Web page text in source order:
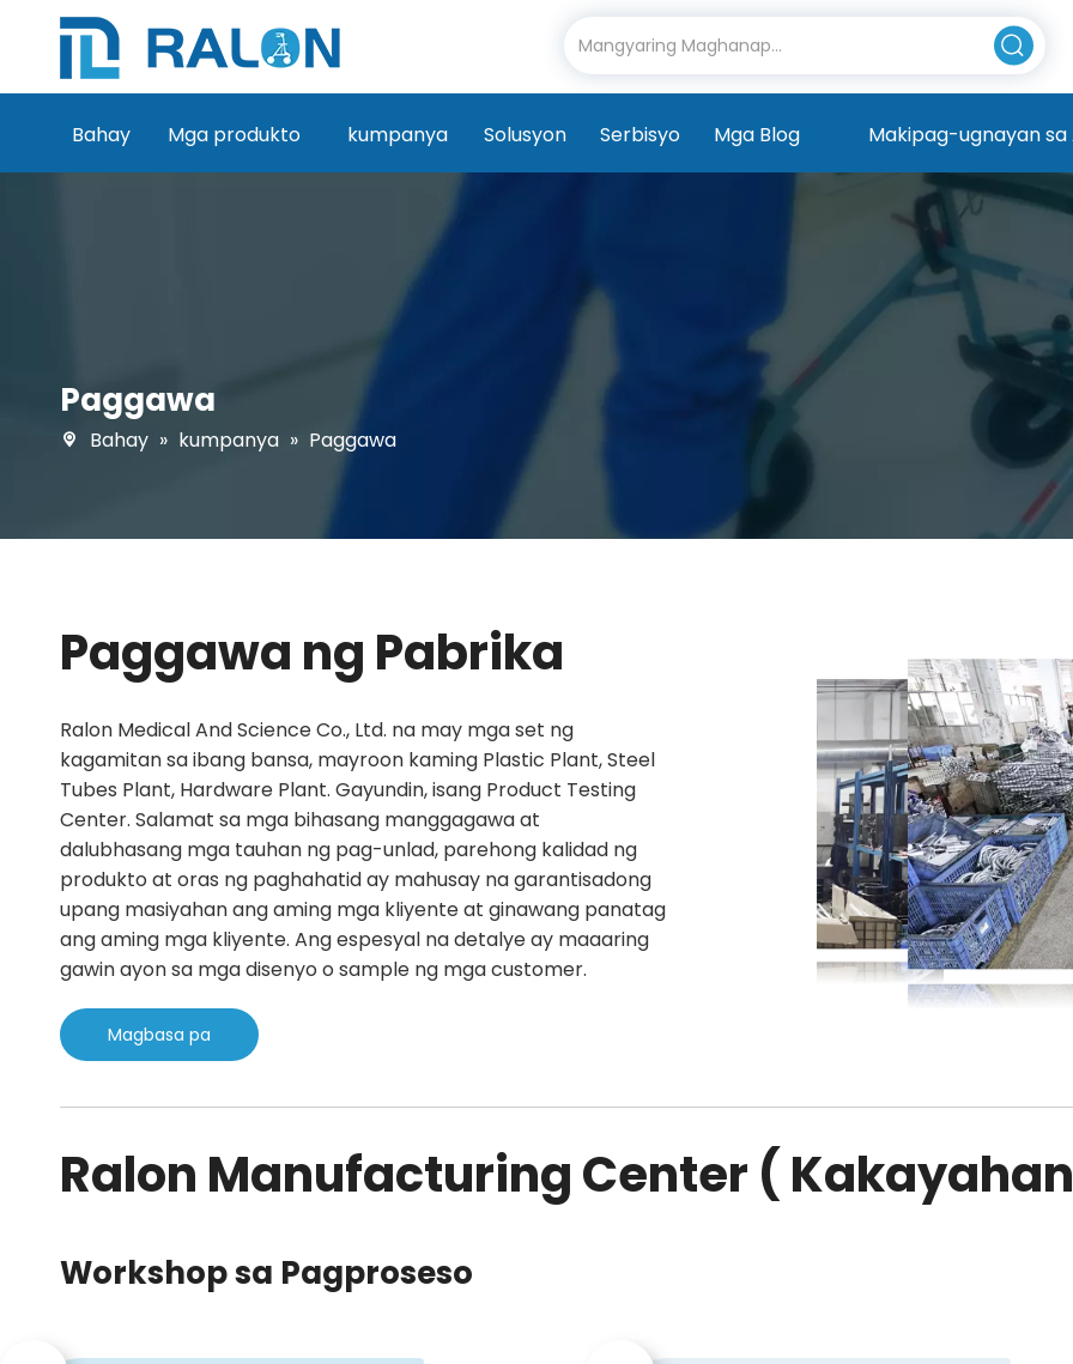
Bahay Mga produkto kumpanya Solusyon Serbisyo Mga Blog Makipag-ugnayan sa
Paggawa
Bahay » kumpanya » Paggawa
Paggawa ng Pabrika
Ralon Medical And Science Co., Ltd. na may mga set ng
kagamitan sa ibang bansa, mayroon kaming Plastic Plant, Steel
Tubes Plant, Hardware Plant. Gayundin, isang Product Testing
Center. Salamat sa mga bihasang manggagawa at
dalubhasang mga tauhan ng pag-unlad, parehong kalidad ng
produkto at oras ng paghahatid ay mahusay na garantisadong
upang masiyahan ang aming mga kliyente at ginawang panatag
ang aming mga kliyente. Ang espesyal na detalye ay maaaring
gawin ayon sa mga disenyo o sample ng mga customer.
Magbasa pa
Ralon Manufacturing Center (
Workshop sa Pagproseso